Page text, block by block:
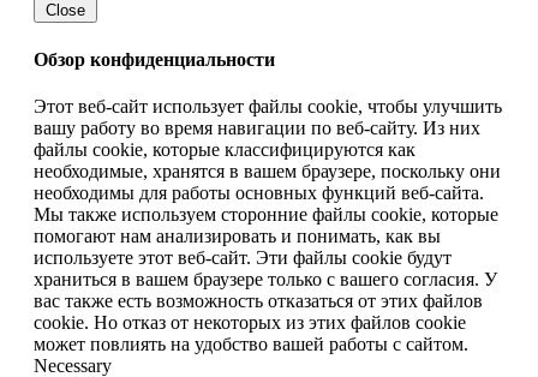
Close
Обзор конфиденциальности
Этот веб-сайт использует файлы cookie, чтобы улучшить
вашу работу во время навигации по веб-сайту. Из них
файлы cookie, которые классифицируются как
необходимые, хранятся в вашем браузере, поскольку они
необходимы для работы основных функций веб-сайта.
Мы также используем сторонние файлы cookie, которые
помогают нам анализировать и понимать, как вы
используете этот веб-сайт. Эти файлы cookie будут
храниться в вашем браузере только с вашего согласия. У
вас также есть возможность отказаться от этих файлов
cookie. Но отказ от некоторых из этих файлов cookie
может повлиять на удобство вашей работы с сайтом.
Necessary